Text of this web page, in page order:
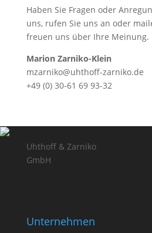
Haben Sie Fragen oder
uns, rufen Sie uns an oder
freuen uns über Ihre Meinung.
Marion Zarniko-Klein
mzarniko@uhthoff-zarniko.de
+49 (0) 30-61 69 93-32
Uhthoff & Zarniko
GmbH
Unternehmen